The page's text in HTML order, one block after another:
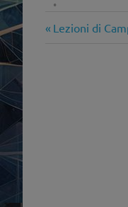
Articolo
Lezioni di